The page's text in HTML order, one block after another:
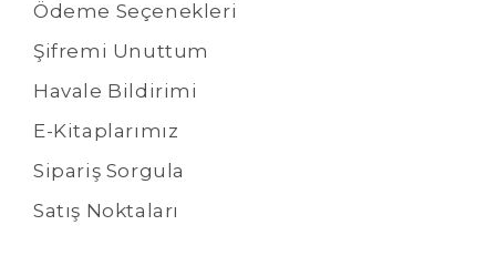
Ödeme Seçenekleri
Şifremi Unuttum
Havale Bildirimi
E-Kitaplarımız
Sipariş Sorgula
Satış Noktaları